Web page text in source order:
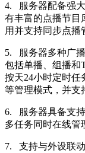
4. 服务器配备强
有丰富的点播节目
用并支持同步点播
5. 服务器多种广
包括单播、组播和
按天24小时定时任
等管理模式，并支
6. 服务器具备支
多任务同时在线管
7. 支持与外设联